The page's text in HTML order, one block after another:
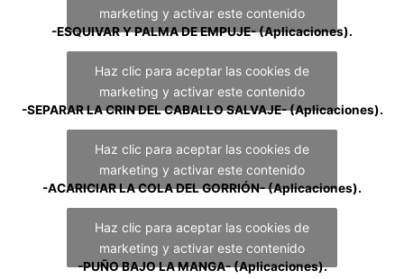
marketing y activar este contenido
-ESQUIVAR Y PALMA DE EMPUJE- (Aplicaciones).
Haz clic para aceptar las cookies de
marketing y activar este contenido
-SEPARAR LA CRIN DEL CABALLO SALVAJE- (Aplicaciones).
Haz clic para aceptar las cookies de
marketing y activar este contenido
-ACARICIAR LA COLA DEL GORRIÓN- (Aplicaciones).
Haz clic para aceptar las cookies de
marketing y activar este contenido
-PUÑO BAJO LA MANGA- (Aplicaciones).